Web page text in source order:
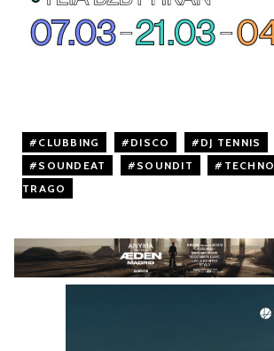
CLUBBING DISCO DJ TENNIS
SOUNDEAT
SOUNDIT TECHNO
TRAGO